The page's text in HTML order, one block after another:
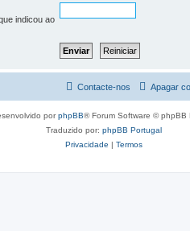
indicou ao
Apagar
Contacte-nos
porphpBB® Forum Software © phpBB
Traduzido por: phpBB Portugal
Privacidade | Termos